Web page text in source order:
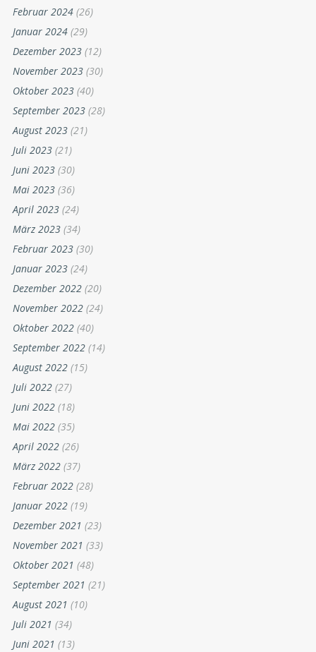
Februar 2024 (26)
Januar 2024 (29)
Dezember 2023 (12)
November 2023 (30)
Oktober 2023 (40)
September 2023 (28)
August 2023 (21)
Juli 2023 (21)
Juni 2023 (30)
Mai 2023 (36)
April 2023 (24)
März 2023 (34)
Februar 2023 (30)
Januar 2023 (24)
Dezember 2022 (20)
November 2022 (24)
Oktober 2022 (40)
September 2022 (14)
August 2022 (15)
Juli 2022 (27)
Juni 2022 (18)
Mai 2022 (35)
April 2022 (26)
März 2022 (37)
Februar 2022 (28)
Januar 2022 (19)
Dezember 2021 (23)
November 2021 (33)
Oktober 2021 (48)
September 2021 (21)
August 2021 (10)
Juli 2021 (34)
Juni 2021 (13)